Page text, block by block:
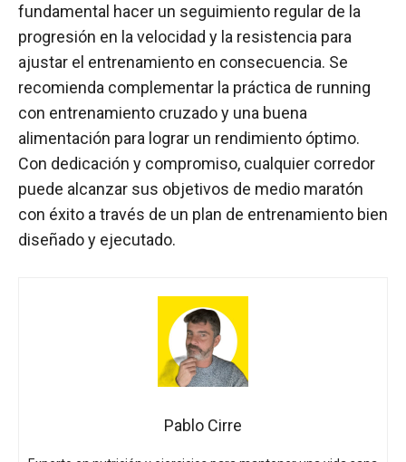
fundamental hacer un seguimiento regular de la
progresión en la velocidad y la resistencia para
ajustar el entrenamiento en consecuencia. Se
recomienda complementar la práctica de running
con entrenamiento cruzado y una buena
alimentación para lograr un rendimiento óptimo.
Con dedicación y compromiso, cualquier corredor
puede alcanzar sus objetivos de medio maratón
con éxito a través de un plan de entrenamiento bien
diseñado y ejecutado.
Pablo Cirre